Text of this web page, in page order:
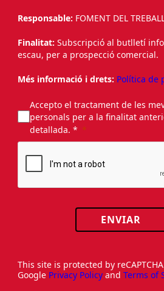
Responsable: FOMENT DEL
Finalitat: Subscripció al butlletí
escau, per a prospecció comercial.
Més informació i drets: Política de
Accepto el tractament de les
personals per a la finalitat
detallada. *
ENVIAR
This site is protected by
Google Privacy Policy and Terms of